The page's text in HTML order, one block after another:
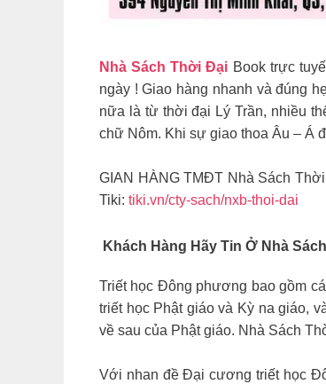
Nhà Sách Thời Đại Book trực
ngày ! Giao hàng nhanh và đúng
nữa là từ thời đại Lý Trần, nhiều
chữ Nôm. Khi sự giao thoa Âu – Á
GIAN HÀNG TMĐT Nhà Sách
Tiki: tiki.vn/cty-sach/nxb-thoi-dai
Khách Hàng Hãy Tin Ở Nhà
Triết học Đông phương bao gồm
triết học Phật giáo và Kỳ na giáo,
về sau của Phật giáo. Nhà Sách
Với nhan đề Đại cương triết học